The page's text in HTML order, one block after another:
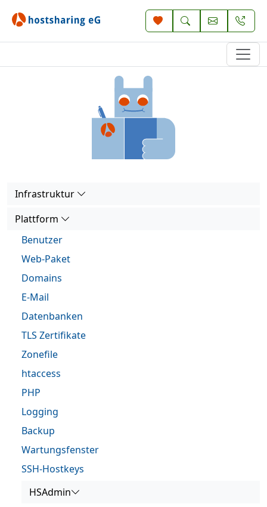
Infrastruktur
Plattform
Benutzer
Web-Paket
Domains
E-Mail
Datenbanken
TLS Zertifikate
Zonefile
htaccess
PHP
Logging
Backup
Wartungsfenster
SSH-Hostkeys
HSAdmin